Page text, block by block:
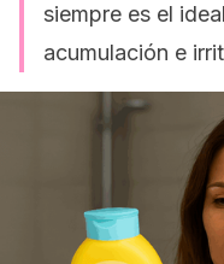
siempre es el
acumulación e